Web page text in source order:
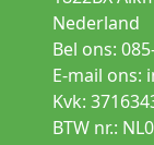
Nederland
Bel ons:
E-mail ons:
Kvk:
BTW nr.: